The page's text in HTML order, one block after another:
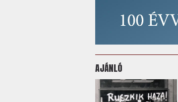
AJÁNLÓ